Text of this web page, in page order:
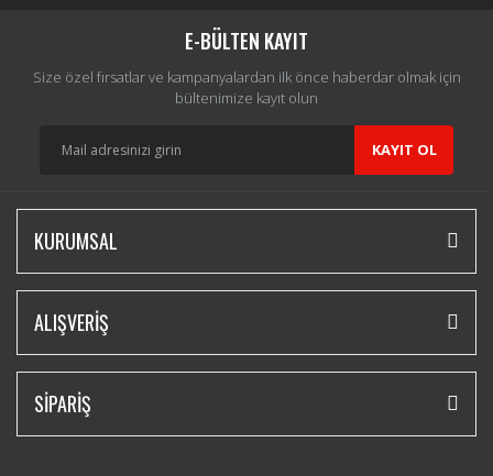
E-BÜLTEN KAYIT
Size özel fırsatlar ve kampanyalardan ilk önce haberdar olmak için
bültenimize kayıt olun
KAYIT OL
KURUMSAL
ALIŞVERİŞ
SİPARİŞ